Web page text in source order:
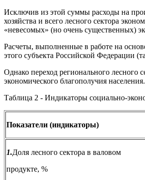
Исключив из этой суммы расходы на
хозяйства и всего лесного сектора
«невесомых» (но очень существенных)
Расчеты, выполненные в работе на
этого субъекта Российской Федерации
Однако переход регионального лесного
экономического благополучия населения.
Таблица 2 - Индикаторы социально-
Показатели (индикаторы)
1.Доля лесного сектора в валовом
продукте, %